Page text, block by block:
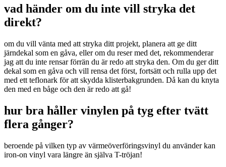
vad händer om du inte vill stryka det
direkt?
om du vill vänta med att stryka ditt projekt, planera att ge ditt
järndekal som en gåva, eller om du reser med det, rekommenderar
jag att du inte rensar förrän du är redo att stryka den. Om du ger ditt
dekal som en gåva och vill rensa det först, fortsätt och rulla upp det
med ett teflonark för att skydda klisterbakgrunden. Då kan du knyta
den med en båge och den är redo att gå!
hur bra håller vinylen på tyg efter tvätt
flera gånger?
beroende på vilken typ av värmeöverföringsvinyl du använder kan
iron-on vinyl vara längre än själva T-tröjan!